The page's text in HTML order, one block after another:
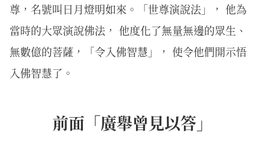
尊，名號叫日月燈明如來。「世尊演說法」， 他為
當時的大眾演說佛法， 他度化了無量無邊的眾生、
無數億的菩薩，「令入佛智慧」， 使令他們開示悟
入佛智慧了。
前面「廣舉曾見以答」